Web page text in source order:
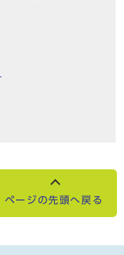
ページの先頭へ戻る